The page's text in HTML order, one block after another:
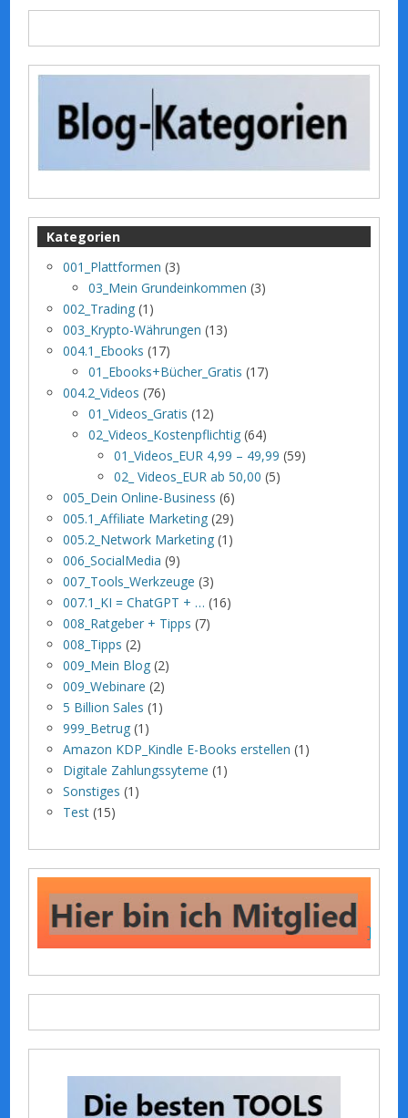
Kategorien
001_Plattformen (3)
03_Mein Grundeinkommen (3)
002_Trading (1)
003_Krypto-Währungen (13)
004.1_Ebooks (17)
01_Ebooks+Bücher_Gratis (17)
004.2_Videos (76)
01_Videos_Gratis (12)
02_Videos_Kostenpflichtig (64)
01_Videos_EUR 4,99 – 49,99 (59)
02_ Videos_EUR ab 50,00 (5)
005_Dein Online-Business (6)
005.1_Affiliate Marketing (29)
005.2_Network Marketing (1)
006_SocialMedia (9)
007_Tools_Werkzeuge (3)
007.1_KI = ChatGPT + … (16)
008_Ratgeber + Tipps (7)
008_Tipps (2)
009_Mein Blog (2)
009_Webinare (2)
5 Billion Sales (1)
999_Betrug (1)
Amazon KDP_Kindle E-Books erstellen (1)
Digitale Zahlungssyteme (1)
Sonstiges (1)
Test (15)